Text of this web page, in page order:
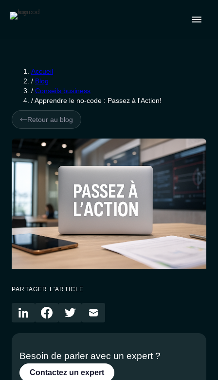
Accueil
/ Blog
/ Conseils business
/Apprendre le no-code : Passez à l'Action!
Retour au blog
PARTAGER L'ARTICLE
Besoin de parler avec un expert ?
Contactez un expert